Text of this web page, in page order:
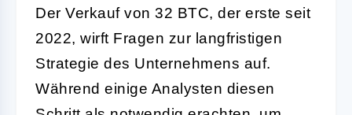
Der Verkauf von 32 BTC, der erste seit
2022, wirft Fragen zur langfristigen
Strategie des Unternehmens auf.
Während einige Analysten diesen